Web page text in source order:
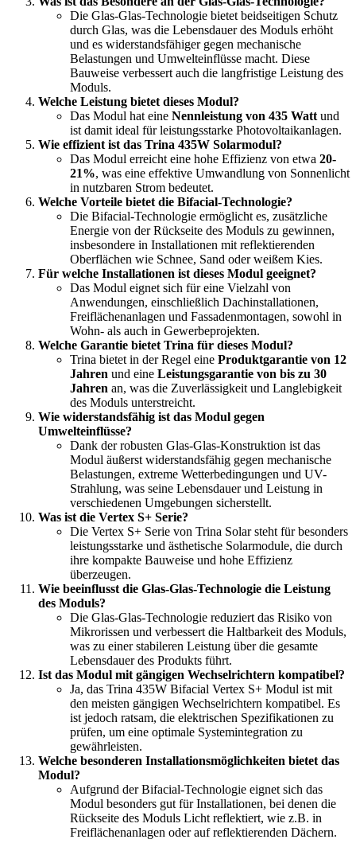
Die Glas-Glas-Technologie bietet beidseitigen Schutz
durch Glas, was die Lebensdauer des Moduls erhöht
und es widerstandsfähiger gegen mechanische
Belastungen und Umwelteinflüsse macht. Diese
Bauweise verbessert auch die langfristige Leistung des
Moduls.
Welche Leistung bietet dieses Modul?
Das Modul hat eine Nennleistung von 435 Watt und
ist damit ideal für leistungsstarke Photovoltaikanlagen.
Wie effizient ist das Trina 435W Solarmodul?
Das Modul erreicht eine hohe Effizienz von etwa 20-
21%, was eine effektive Umwandlung von Sonnenlicht
in nutzbaren Strom bedeutet.
Welche Vorteile bietet die Bifacial-Technologie?
Die Bifacial-Technologie ermöglicht es, zusätzliche
Energie von der Rückseite des Moduls zu gewinnen,
insbesondere in Installationen mit reflektierenden
Oberflächen wie Schnee, Sand oder weißem Kies.
Für welche Installationen ist dieses Modul geeignet?
Das Modul eignet sich für eine Vielzahl von
Anwendungen, einschließlich Dachinstallationen,
Freiflächenanlagen und Fassadenmontagen, sowohl in
Wohn- als auch in Gewerbeprojekten.
Welche Garantie bietet Trina für dieses Modul?
Trina bietet in der Regel eine Produktgarantie von 12
Jahren und eine Leistungsgarantie von bis zu 30
Jahren an, was die Zuverlässigkeit und Langlebigkeit
des Moduls unterstreicht.
Wie widerstandsfähig ist das Modul gegen
Umwelteinflüsse?
Dank der robusten Glas-Glas-Konstruktion ist das
Modul äußerst widerstandsfähig gegen mechanische
Belastungen, extreme Wetterbedingungen und UV-
Strahlung, was seine Lebensdauer und Leistung in
verschiedenen Umgebungen sicherstellt.
Was ist die Vertex S+ Serie?
Die Vertex S+ Serie von Trina Solar steht für besonders
leistungsstarke und ästhetische Solarmodule, die durch
ihre kompakte Bauweise und hohe Effizienz
überzeugen.
Wie beeinflusst die Glas-Glas-Technologie die Leistung
des Moduls?
Die Glas-Glas-Technologie reduziert das Risiko von
Mikrorissen und verbessert die Haltbarkeit des Moduls,
was zu einer stabileren Leistung über die gesamte
Lebensdauer des Produkts führt.
Ist das Modul mit gängigen Wechselrichtern kompatibel?
Ja, das Trina 435W Bifacial Vertex S+ Modul ist mit
den meisten gängigen Wechselrichtern kompatibel. Es
ist jedoch ratsam, die elektrischen Spezifikationen zu
prüfen, um eine optimale Systemintegration zu
gewährleisten.
Welche besonderen Installationsmöglichkeiten bietet das
Modul?
Aufgrund der Bifacial-Technologie eignet sich das
Modul besonders gut für Installationen, bei denen die
Rückseite des Moduls Licht reflektiert, wie z.B. in
Freiflächenanlagen oder auf reflektierenden Dächern.